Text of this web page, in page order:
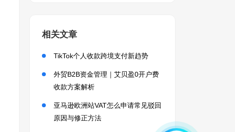
相关文章
TikTok个人收款跨境支付新趋势
外贸B2B资金管理｜艾贝盈0开户费
收款方案解析
亚马逊欧洲站VAT怎么申请常见驳回
原因与修正方法